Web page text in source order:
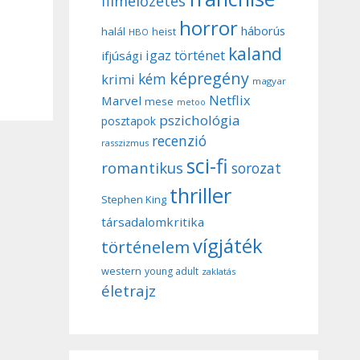
halál HBO heist horror háborús
ifjúsági igaz történet kaland
krimi kém képregény magyar
Marvel mese metoo Netflix
posztapok pszichológia
rasszizmus recenzió
romantikus sci-fi sorozat
Stephen King thriller
társadalomkritika
történelemvígjáték
western young adult zaklatás
életrajz